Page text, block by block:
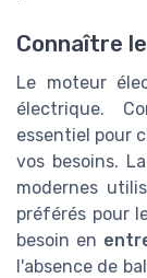
Connaître
Le moteur
électrique.
essentiel pour
vos besoins.
modernes
préférés pour
besoin en
l'absence de